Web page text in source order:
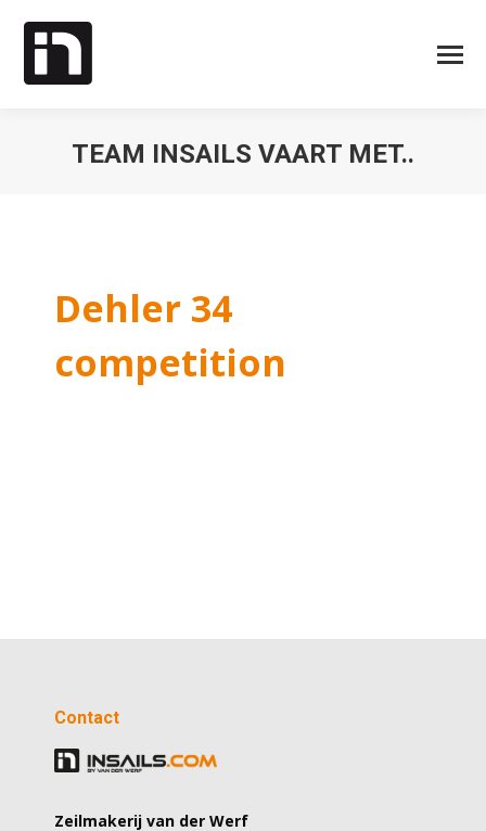
TEAM INSAILS VAART MET..
Dehler 34
competition
Contact
Zeilmakerij van der Werf